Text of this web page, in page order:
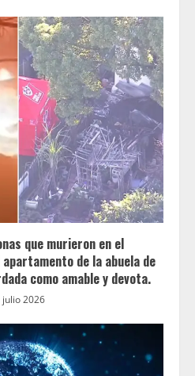
que murieron en el
de la abuela de
como amable y devota.
julio 2026